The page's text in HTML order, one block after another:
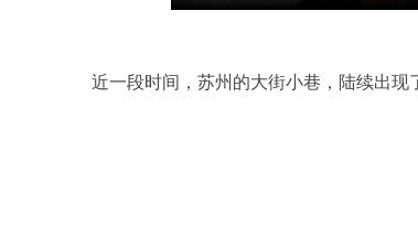
近一段时间，苏州的大街小巷，陆续出